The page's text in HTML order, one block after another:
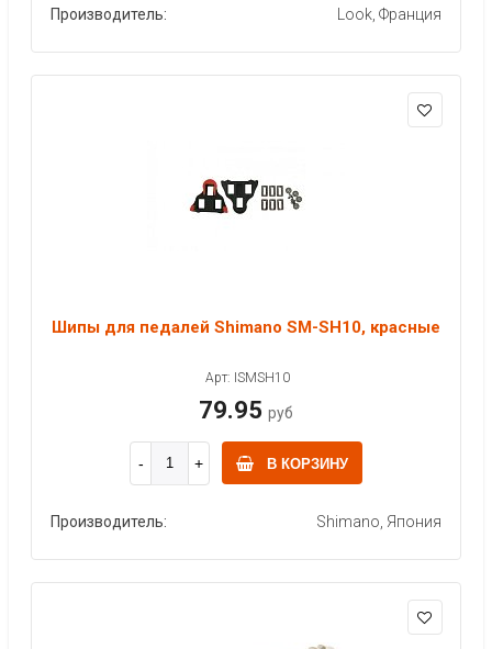
Производитель: Look, Франция
Шипы для педалей Shimano SM-SH10, красные
Арт: ISMSH10
79.95 руб
В КОРЗИНУ
Производитель: Shimano, Япония